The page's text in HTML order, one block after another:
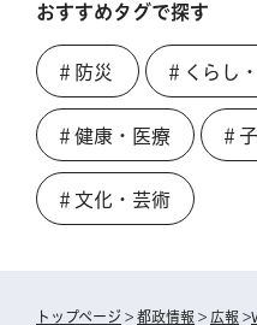
おすすめタグで探す
＃防災 ＃くらし
＃健康・医療 ＃
＃文化・芸術
トップページ > 都政情報 > 広報 >